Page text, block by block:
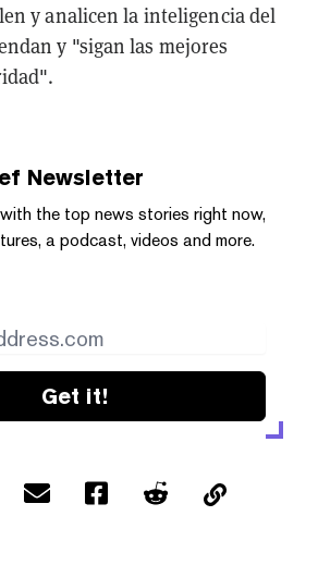
y analicen la inteligencia del
y "sigan las mejores
Newsletter
the top news stories right now,
a podcast, videos and more.
Get it!